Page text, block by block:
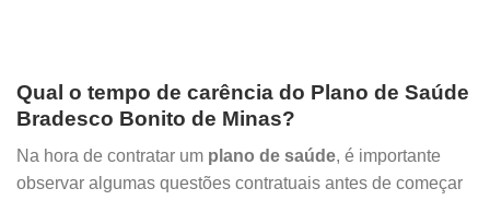
Qual o tempo de carência do Plano de Saúde
Bradesco Bonito de Minas?
Na hora de contratar um plano de saúde, é importante
observar algumas questões contratuais antes de começar